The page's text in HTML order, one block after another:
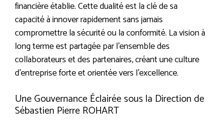
financière établie. Cette dualité est la clé de sa
capacité à innover rapidement sans jamais
compromettre la sécurité ou la conformité. La vision à
long terme est partagée par l’ensemble des
collaborateurs et des partenaires, créant une culture
d’entreprise forte et orientée vers l’excellence.
Une Gouvernance Éclairée sous la Direction de
Sébastien Pierre ROHART